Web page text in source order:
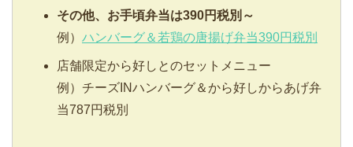
その他、お手頃弁当は390円税別～
例） ハンバーグ＆若鶏の唐揚げ弁当390円税別
店舗限定から好しとのセットメニュー
例）チーズINハンバーグ＆から好しからあげ弁
当787円税別